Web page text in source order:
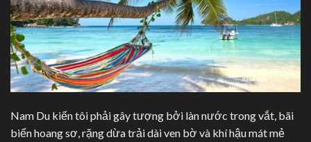
Nam Du kiến tôi phải gây tượng bởi làn nước trong vắt, bãi
biển hoang sơ, rặng dừa trải dài ven bờ và khí hậu mát mẻ